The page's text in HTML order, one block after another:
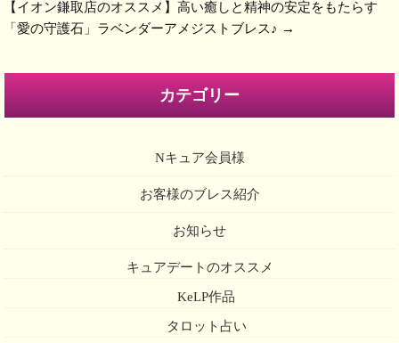
【イオン鎌取店のオススメ】高い癒しと精神の安定をもたらす
「愛の守護石」ラベンダーアメジストブレス♪ →
カテゴリー
Nキュア会員様
お客様のブレス紹介
お知らせ
キュアデートのオススメ
KeLP作品
タロット占い